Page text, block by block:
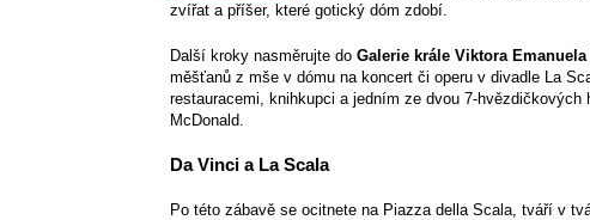
zvířat a příšer, které gotický dóm zdobí.
Další kroky nasměrujte do Galerie krále Viktora Emanuela
měšťanů z mše v dómu na koncert či operu v divadle La
restauracemi, knihkupci a jedním ze dvou 7-
McDonald.
Da Vinci a La Scala
Po této zábavě se ocitnete na Piazza della Scala, tváří v